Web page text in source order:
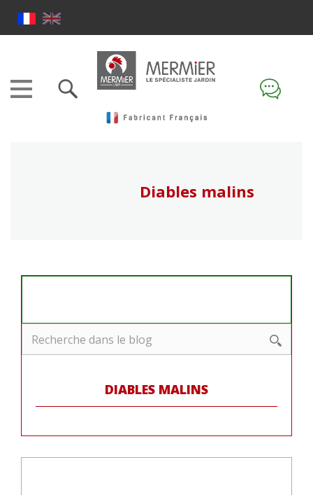
Diables malins
DIABLES MALINS